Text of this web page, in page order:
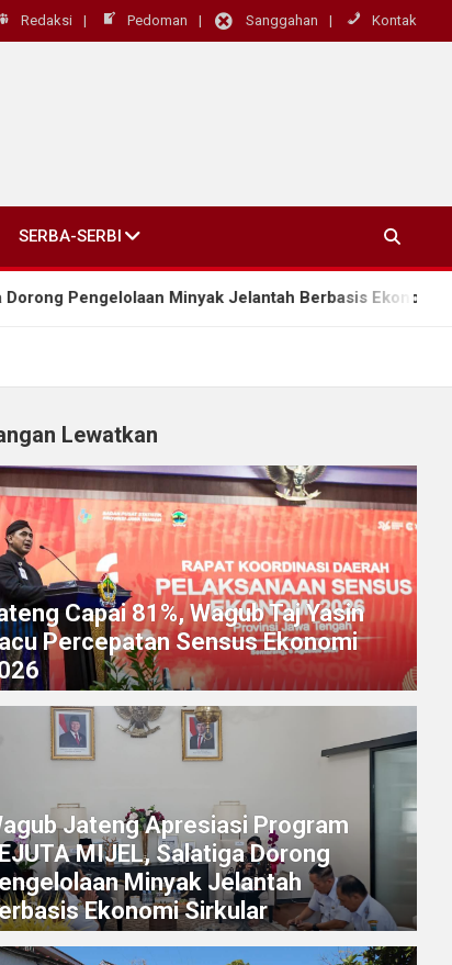
Redaksi Pedoman Sanggahan Kontak
SERBA-SERBI
Minyak Jelantah Berbasis Ekonomi Sirkular
Lewatkan
Capai 81%, Wagub Taj Yasin
Percepatan Sensus Ekonomi
Jateng Apresiasi Program
MIJEL, Salatiga Dorong
Minyak Jelantah
Ekonomi Sirkular